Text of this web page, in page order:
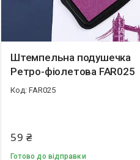
Штемпельна подушечка
Ретро-фіолетова FAR025
FAR025
59 ₴
Готово до відправки